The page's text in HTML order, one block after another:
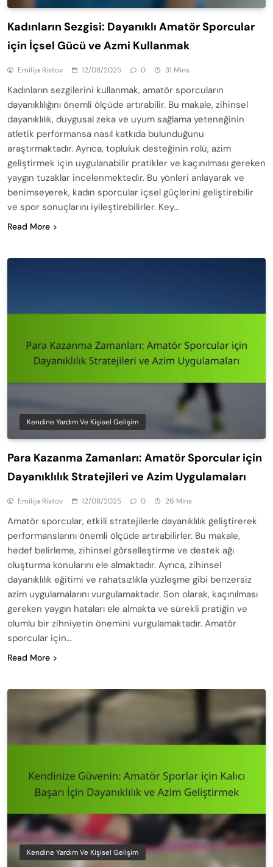
Kadınların Sezgisi: Dayanıklı Amatör Sporcular
için İçsel Gücü ve Azmi Kullanmak
Emilija Ristov 12/08/2025 0 31 Mins
Kadınların sezgilerini kullanmak, amatör sporcuların
dayanıklılığını önemli ölçüde artırabilir. Bu makale, zihinsel
dayanıklılık, duygusal zeka ve uyum sağlama yeteneğinin
atletik performansa nasıl katkıda bulunduğunu
araştırmaktadır. Ayrıca, topluluk desteğinin rolü, azim
geliştirmek için uygulanabilir pratikler ve kaçınılması gereken
yaygın tuzaklar incelenmektedir. Bu yönleri anlayarak ve
benimseyerek, kadın sporcular içsel güçlerini geliştirebilir
ve spor sonuçlarını iyileştirebilirler. Key…
Read More
Kendine Yardım Ve Kişisel Gelişim
Para Kazanma Zamanları: Amatör Sporcular için
Dayanıklılık Stratejileri ve Azim Uygulamaları
Emilija Ristov 12/08/2025 0 26 Mins
Amatör sporcular, etkili stratejilerle dayanıklılık geliştirerek
performanslarını önemli ölçüde artırabilirler. Bu makale,
hedef belirleme, zihinsel görselleştirme ve destek ağı
oluşturma konularını ele almaktadır. Ayrıca, zihinsel
dayanıklılık eğitimi ve rahatsızlıkla yüzleşme gibi benzersiz
azim uygulamalarını vurgulamaktadır. Son olarak, kaçınılması
gereken yaygın hataları ele almakta ve sürekli pratiğin ve
olumlu bir zihniyetin önemini vurgulamaktadır. Amatör
sporcular için…
Read More
Kendine Yardım Ve Kişisel Gelişim